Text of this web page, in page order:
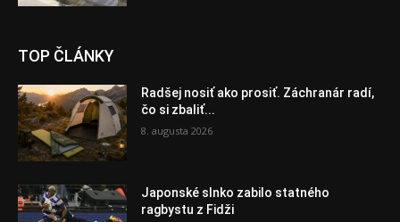
TOP ČLÁNKY
Radšej nosiť ako prosiť. Záchranár radí,
čo si zbaliť...
8. augusta 2026
Japonské slnko zabilo statného
ragbystu z Fidži